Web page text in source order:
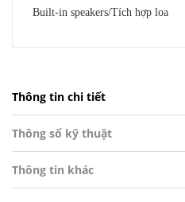
Built-in speakers/Tích hợp loa
Thông tin chi tiết
Thông số kỹ thuật
Thông tin khác